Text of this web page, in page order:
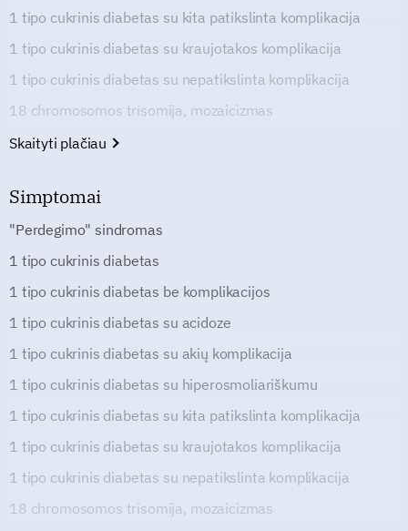
1 tipo cukrinis diabetas su kita patikslinta komplikacija
1 tipo cukrinis diabetas su kraujotakos komplikacija
1 tipo cukrinis diabetas su nepatikslinta komplikacija
18 chromosomos trisomija, mozaicizmas
Skaityti plačiau
Simptomai
"Perdegimo" sindromas
1 tipo cukrinis diabetas
1 tipo cukrinis diabetas be komplikacijos
1 tipo cukrinis diabetas su acidoze
1 tipo cukrinis diabetas su akių komplikacija
1 tipo cukrinis diabetas su hiperosmoliariškumu
1 tipo cukrinis diabetas su kita patikslinta komplikacija
1 tipo cukrinis diabetas su kraujotakos komplikacija
1 tipo cukrinis diabetas su nepatikslinta komplikacija
18 chromosomos trisomija, mozaicizmas